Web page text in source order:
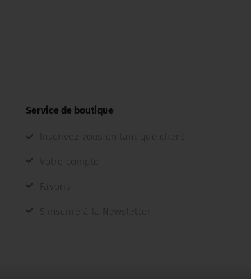
Service de boutique
Inscrivez-vous en tant que client
Votre compte
Favoris
S'inscrire à la Newsletter